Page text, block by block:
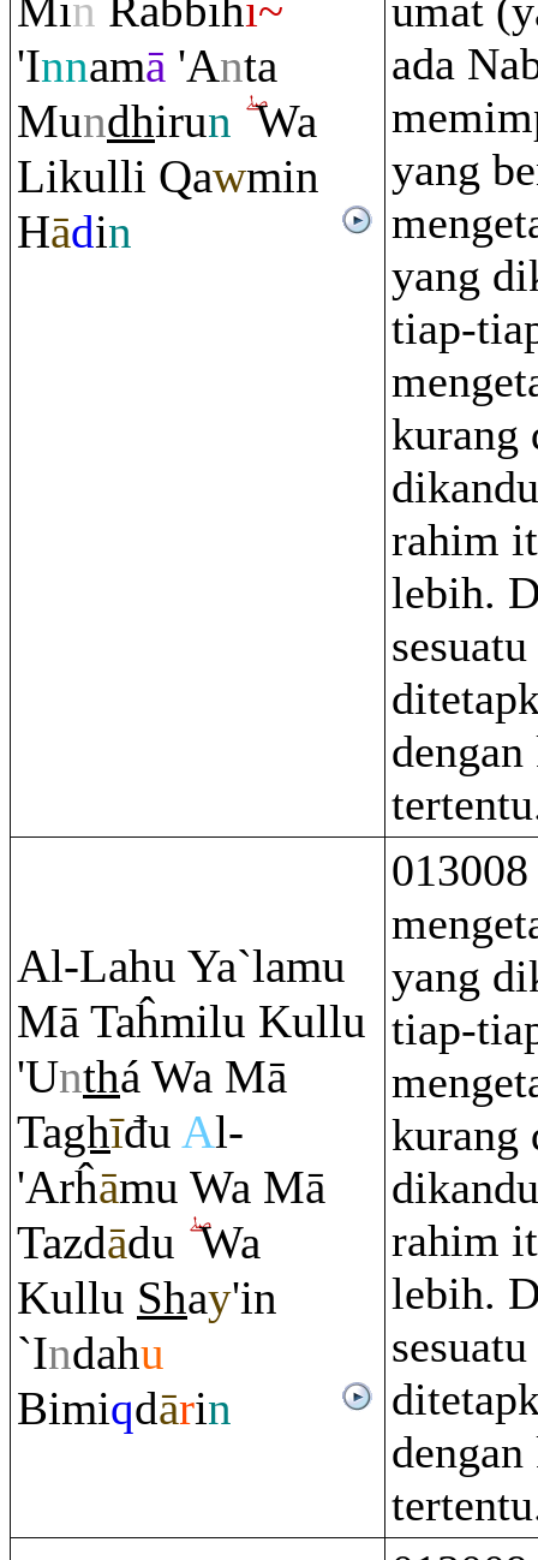
Min Rabbihi~
'Innamā 'Anta
Mundhirun Wa
Likulli Qawmin
Hādin
umat
ada
yang
yang
tiap-
kurang
rahim
lebih.
Al-Lahu Ya`lamu
Mā Taĥmilu Kullu
'Unthá Wa Mā
Taghīđu Al-
'Arĥāmu Wa Mā
Tazdādu Wa
Kullu Shay'in
`Indahu
Bimiqdārin
yang
tiap-
kurang
rahim
lebih.